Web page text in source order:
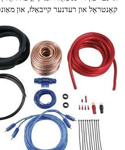
קאָנטראָל און רעדנער קייבאַלז, און